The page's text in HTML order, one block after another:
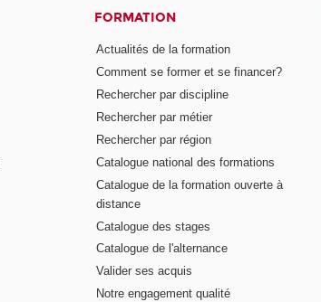
FORMATION
Actualités de la formation
Comment se former et se financer?
Rechercher par discipline
Rechercher par métier
Rechercher par région
Catalogue national des formations
Catalogue de la formation ouverte à
distance
Catalogue des stages
Catalogue de l'alternance
Valider ses acquis
Notre engagement qualité